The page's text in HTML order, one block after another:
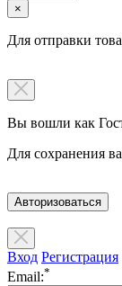
×
Для отправки
Вы вошли как
Для сохранения
Авторизоваться
Вход Регистрация
Email:*